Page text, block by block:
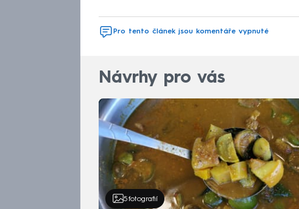
Pro tento článek jsou komentáře vypnuté
Návrhy pro vás
5 fotografií